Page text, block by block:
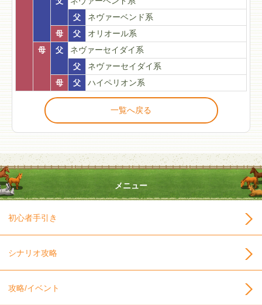
父
ネヴァーベンド系
母
父
オリオール系
母
父
ネヴァーセイダイ系
父
ネヴァーセイダイ系
母
父 ハイペリオン系
一覧へ戻る
メニュー
初心者手引き
シナリオ攻略
攻略/イベント